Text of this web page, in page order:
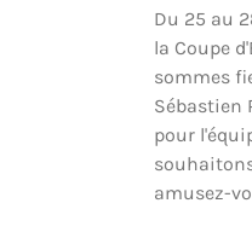
Du 25 au
la Coupe
sommes
Sébastien
pour
amusez-